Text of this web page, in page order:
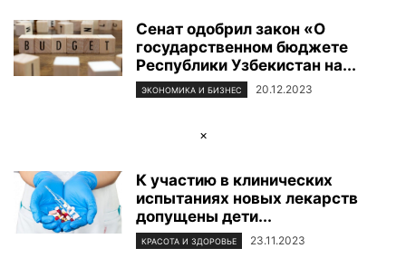
Сенат одобрил закон «О
государственном бюджете
Республики Узбекистан на...
ЭКОНОМИКА И БИЗНЕС 20.12.2023
×
К участию в клинических
испытаниях новых лекарств
допущены дети...
КРАСОТА И ЗДОРОВЬЕ 23.11.2023